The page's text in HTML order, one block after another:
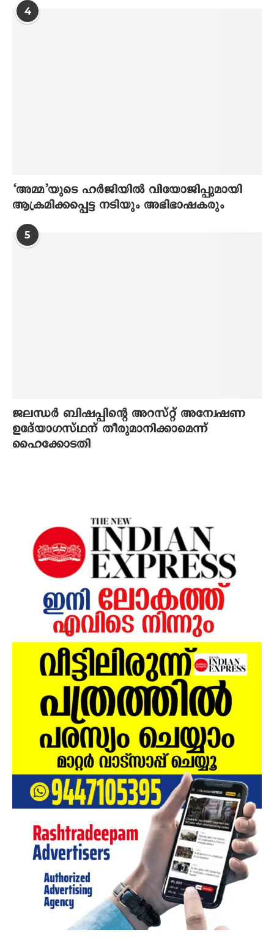
4
‘അമ്മ’യുടെ ഹര്‍ജിയില്‍ വിയോജിപ്പുമായി
ആക്രമിക്കപ്പെട്ട നടിയും അഭിഭാഷകരും
5
ജലന്ധര്‍ ബിഷപ്പിന്റെ അറസ്റ്റ് അന്വേഷണ
ഉദേ്യാഗസ്ഥന് തീരുമാനിക്കാമെന്ന്
ഹൈക്കോടതി